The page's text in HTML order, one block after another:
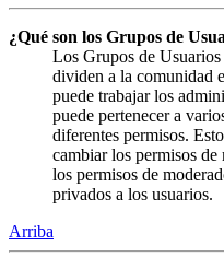
¿Qué son los Grupos de
Los Grupos de
dividen a la comunidad
puede trabajar los
puede pertenecer a
diferentes permisos.
cambiar los permisos
los permisos de
privados a los usuarios.
Arriba